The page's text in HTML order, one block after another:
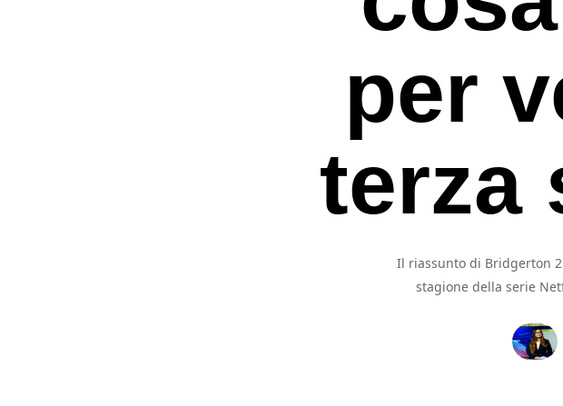
Premi invio per cercare o ESC per uscire
per
terza
Il riassunto di Bridgerton
stagione della serie